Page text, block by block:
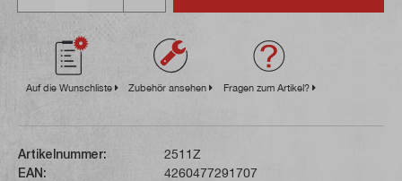
Auf die Wunschliste Zubehör ansehen Fragen zum Artikel?
Artikelnummer:
2511Z
EAN:
4260477291707